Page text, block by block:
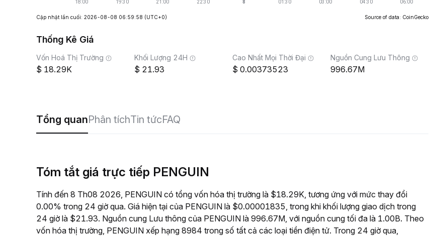
Cập nhật lần cuối: 2026-08-08 06:59:58 (UTC+0) Source of data: CoinGecko
Thống Kê Giá
Vốn Hoá Thị Trường
18.29K
Khối Lượng 24H
21.93
Cao Nhất Mọi Thời Đại
0.00373523
Nguồn Cung Lưu Thông
996.67M
Tổng quanPhân tíchTin tứcFAQ
Tóm tắt giá trực tiếp PENGUIN
Tính đến 8 Th08 2026, PENGUIN có tổng vốn hóa thị trường là $18.29K, tương ứng với mức thay đổi
0.00% trong 24 giờ qua. Giá hiện tại của PENGUIN là $0.00001835, trong khi khối lượng giao dịch trong
24 giờ là $21.93. Nguồn cung Lưu thông của PENGUIN là 996.67M, với nguồn cung tối đa là 1.00B. Theo
vốn hóa thị trường, PENGUIN xếp hạng 8984 trong số tất cả các loại tiền điện tử. Trong 24 giờ qua,